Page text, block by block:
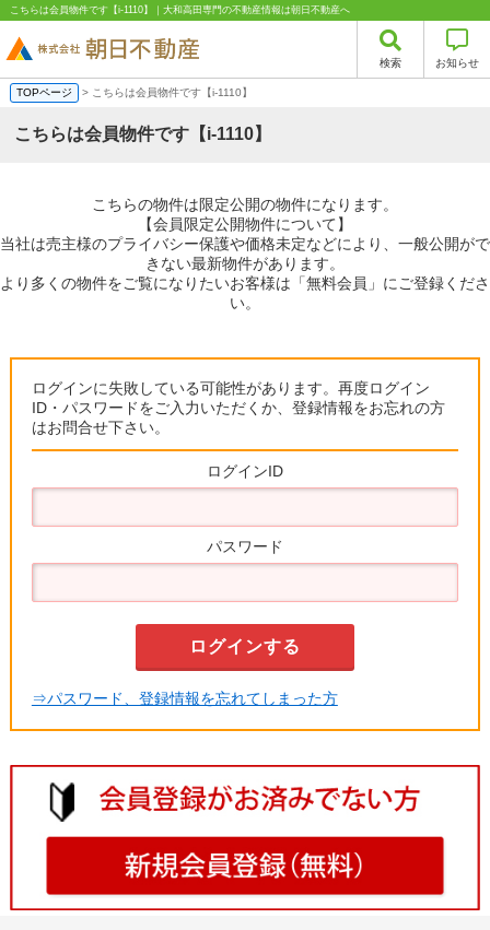
こちらは会員物件です【i-1110】｜大和高田専門の不動産情報は朝日不動産へ
検索 お知らせ
TOPページ > こちらは会員物件です【i-1110】
こちらは会員物件です【i-1110】
こちらの物件は限定公開の物件になります。
【会員限定公開物件について】
当社は売主様のプライバシー保護や価格未定などにより、一般公開がで
きない最新物件があります。
より多くの物件をご覧になりたいお客様は「無料会員」にご登録くださ
い。
ログインに失敗している可能性があります。再度ログイン
ID・パスワードをご入力いただくか、登録情報をお忘れの方
はお問合せ下さい。
ログインID
パスワード
⇒パスワード、登録情報を忘れてしまった方